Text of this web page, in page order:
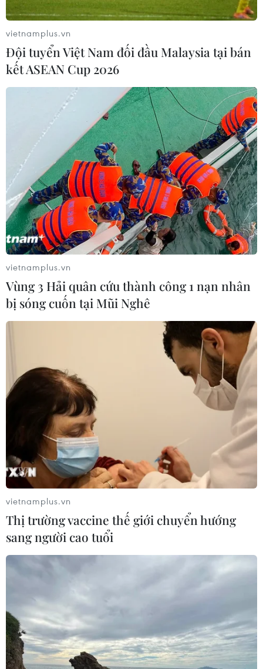
Trưa 14/9: Hà Nội thêm 8 ca mắc COVID-
19, trong đó có 1 ca cộng đồng
14/09/2021 05:41
Các ca bệnh phân bố theo quận/huyện: Thanh Xuân
(2); Hai Bà Trưng (2); Thanh Trì (2); Hoàng Mai (1); Đan
Phượng (01). 01 ca bệnh cộng đồng ghi nhận tại quận
Thanh Xuân, thuộc chùm sàng lọc ho sốt.
Bí thư thành ủy Hà Nội: Quyết tâm cao để
sớm nới lỏng giãn cách xã hội
14/09/2021 04:16
Thành ủy Hà Nội đang khẩn trương chỉ đạo chính
quyền xây dựng nhanh kịch bản để “mở cửa,” cho
phép nhiều dịch vụ hoạt động trở lại và chuẩn bị phát
triển kinh tế, đón nhiều làn sóng đầu tư mới.
vietnamplus.vn
Đội tuyển Việt Nam đối đầu Malaysia tại bán
kết ASEAN Cup 2026
vietnamplus.vn
Vùng 3 Hải quân cứu thành công 1 nạn nhân
bị sóng cuốn tại Mũi Nghê
vietnamplus.vn
Thị trường vaccine thế giới chuyển hướng
sang người cao tuổi